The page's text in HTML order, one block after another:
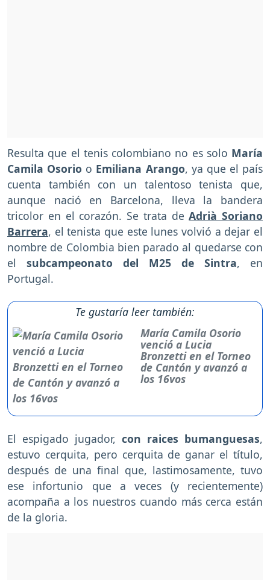
Resulta que el tenis colombiano no es solo María
Camila Osorio o Emiliana Arango, ya que el país
cuenta también con un talentoso tenista que,
aunque nació en Barcelona, lleva la bandera
tricolor en el corazón. Se trata deAdrià Soriano
Barrera, el tenista que este lunes volvió a dejar el
nombre de Colombia bien parado al quedarse con
el subcampeonato del M25 de Sintra, en
Portugal.
Te gustaría leer también:
María Camila Osorio
venció a Lucia
Bronzetti en el Torneo
de Cantón y avanzó a
los 16vos
El espigado jugador, con raices bumanguesas,
estuvo cerquita, pero cerquita de ganar el título,
después de una final que, lastimosamente, tuvo
ese infortunio que a veces (y recientemente)
acompaña a los nuestros cuando más cerca están
de la gloria.